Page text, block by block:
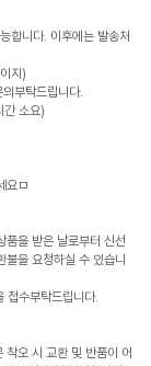
합니다. 이후에는 발송처
지)
부탁드립니다.
간 소요)
요ㅁ
품을 받은 날로부터 신선
을 요청하실 수 있습니
접수부탁드립니다.
오 시 교환 및 반품이 어